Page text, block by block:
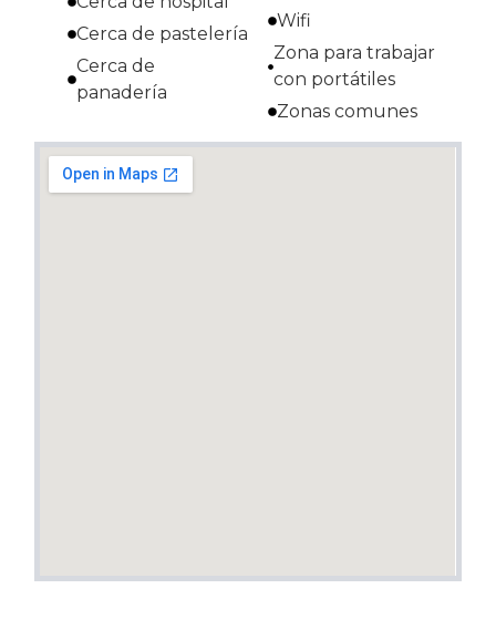
Cerca de pastelería
Cerca de
panadería
Wifi
Zona para trabajar
con portátiles
Zonas comunes